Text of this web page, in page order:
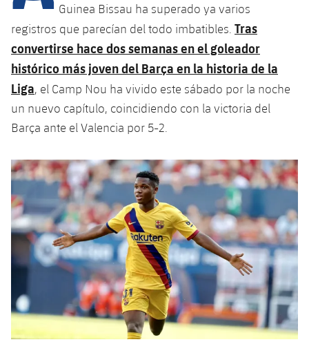
plusicon
más
Instalaciones
Spotify Camp Nou
Estadi Johan Cruyff
Barça Cafe
Ciutat Esportiva
La Masia
plusicon
más
Servicios
Servicios Médicos
plusicon
Acreditaciones
SUB13
SUB12
SUB11 A
SUB11 B
SUB10 A
SUB10 B
SUB9 A
SUB9 B
SUB8 A
SUB8 B
SUB13 B
SUB12 C
SUB11 C
Entradas
Gameday Shows
Resultados
Jugadores
Fotos
Historia
Palmarés
Base
Barça Atlètic
Junior
Cadete A
Infantil A
Infantil B
Mini
Campus Verano
PLUSICON
MÁS
Primer Equipo
plusicon
más
Actualidad
Entradas
Resultados
Clasificaciones
Jugadores
Fotos
Barça Atlètic
plusicon
más
Calendario
Resultados
Clasificaciones
Jugadores
plusicon
más
Actualidad
Juvenil
Cadete A
Cadete B
Infantil A
PLUSICON
MÁS
Primer equipo
plusicon
más
Actualidad
Calendario
Entradas
Barça Atlètic
plusicon
más
Actualidad
Calendario
Base
plusicon
más
Guinea Bissau ha superado ya varios
registros que parecían del todo imbatibles. Tras
convertirse hace dos semanas en el goleador
histórico más joven del Barça en la historia de la
Liga, el Camp Nou ha vivido este sábado por la noche
un nuevo capítulo, coincidiendo con la victoria del
Barça ante el Valencia por 5-2.